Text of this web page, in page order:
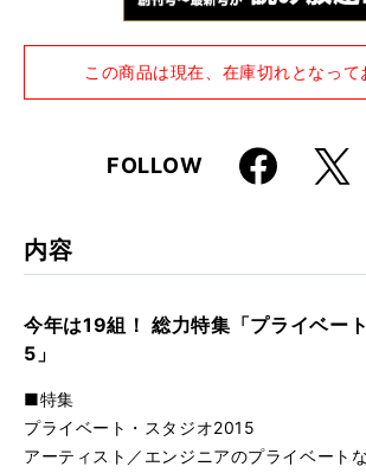
この商品は現在、在庫切れとなって
FOLLOWFaceboo
k
X
内容
今年は19組！ 総力特集「プライベー
5」
■特集
プライベート・スタジオ2015
アーティスト／エンジニアのプライベート